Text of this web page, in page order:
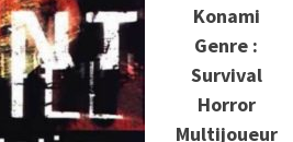
Konami
Genre :
Survival
Horror
Multijoueur